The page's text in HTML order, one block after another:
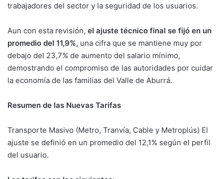
trabajadores del sector y la seguridad de los usuarios.
Aun con esta revisión, el ajuste técnico final se fijó en un
promedio del 11,9%, una cifra que se mantiene muy por
debajo del 23,7% de aumento del salario mínimo,
demostrando el compromiso de las autoridades por cuidar
la economía de las familias del Valle de Aburrá.
Resumen de las Nuevas Tarifas
Transporte Masivo (Metro, Tranvía, Cable y Metroplús) El
ajuste se definió en un promedio del 12,1% según el perfil
del usuario.